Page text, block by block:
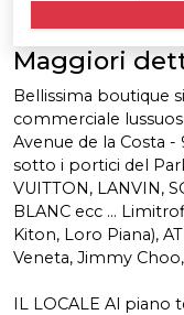
Maggiori
Bellissima boutique
commerciale
Avenue de la Costa
sotto i portici del
VUITTON, LANVIN,
BLANC ecc ...
Kiton, Loro Piana),
Veneta, Jimmy
IL LOCALE Al piano